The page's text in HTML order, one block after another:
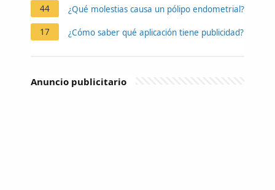
44
¿Qué molestias causa un pólipo endometrial?
17 ¿Cómo saber qué aplicación tiene publicidad?
Anuncio publicitario